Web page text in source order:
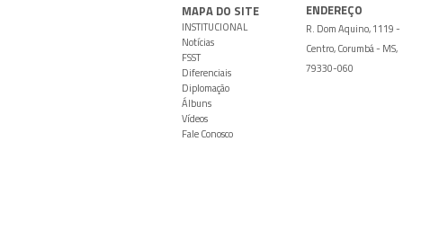
MAPA DO SITE
INSTITUCIONAL
Notícias
FSST
Diferenciais
Diplomação
Álbuns
Vídeos
Fale Conosco
ENDEREÇO
R. Dom Aquino, 1119 -
Centro, Corumbá - MS,
79330-060